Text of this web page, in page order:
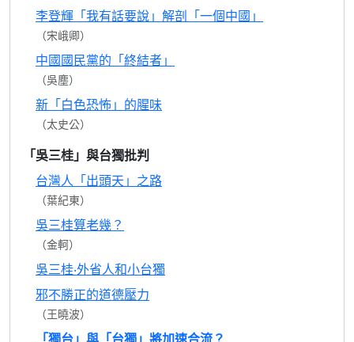
李登輝「我有話要說」解剖「一個中國」
（宋峨卿）
中國國民黨的「終結者」
（吳塵）
新「白色恐怖」的腥味
（太史公）
「吳三桂」與台獨批判
台灣人「出頭天」之路
（葉紀東）
吳三桂算老幾？
（金軻）
吳三桂‧外省人和小台獨
邪不勝正的道德壓力
（王曉波）